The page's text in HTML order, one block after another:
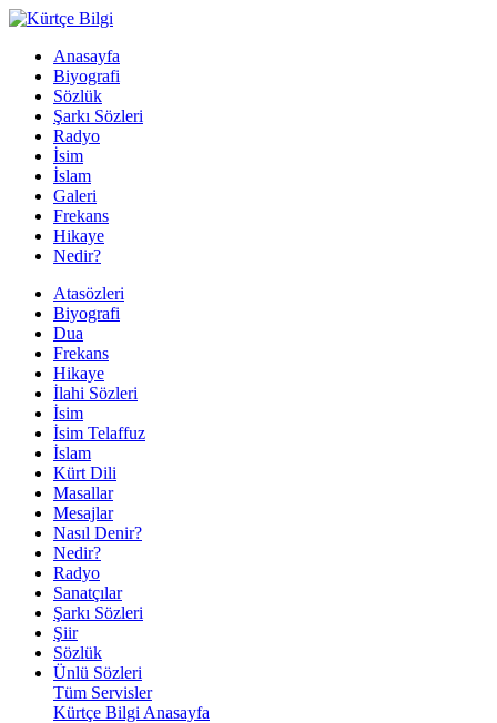
Anasayfa
Biyografi
Sözlük
Şarkı Sözleri
Radyo
İsim
İslam
Galeri
Frekans
Hikaye
Nedir?
Atasözleri
Biyografi
Dua
Frekans
Hikaye
İlahi Sözleri
İsim
İsim Telaffuz
İslam
Kürt Dili
Masallar
Mesajlar
Nasıl Denir?
Nedir?
Radyo
Sanatçılar
Şarkı Sözleri
Şiir
Sözlük
Ünlü Sözleri
Tüm Servisler
Kürtçe Bilgi Anasayfa